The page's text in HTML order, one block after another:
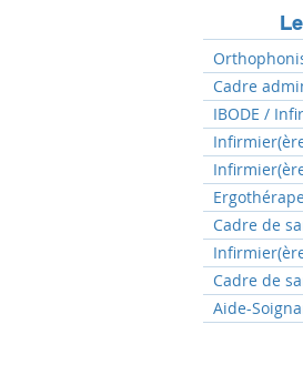
Cadre
IBODE /
Cadre de
Cadre de
Aide-